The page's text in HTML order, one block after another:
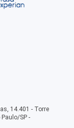
14.401 - Torre
SP -